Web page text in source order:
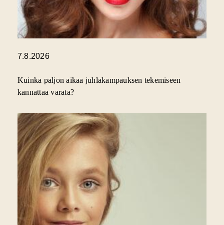
7.8.2026
Kuinka paljon aikaa juhlakampauksen tekemiseen
kannattaa varata?